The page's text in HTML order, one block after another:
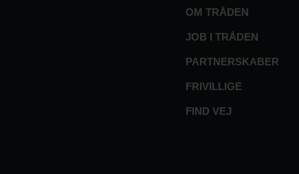
OM TRÅDEN
JOB I TRÅDEN
PARTNERSKABER
FRIVILLIGE
FIND VEJ